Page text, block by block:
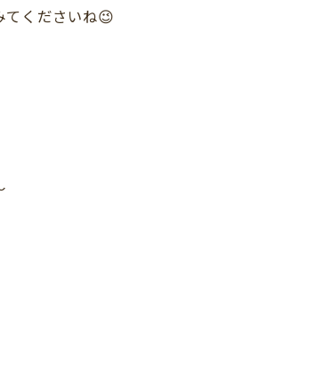
てくださいね😉